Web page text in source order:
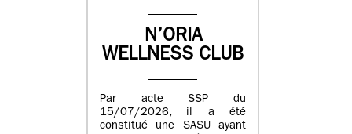
N’ORIA
WELLNESS CLUB
Par acte SSP du
15/07/2026, il a été
constitué une SASU ayant